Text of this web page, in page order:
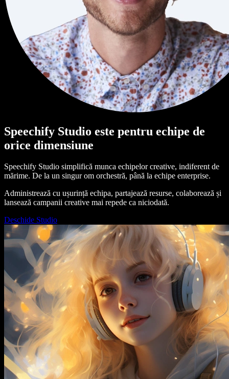
Speechify Studio este pentru echipe de
orice dimensiune
Speechify Studio simplifică munca echipelor creative, indiferent de
mărime. De la un singur om orchestră, până la echipe enterprise.
Administrează cu ușurință echipa, partajează resurse, colaborează și
lansează campanii creative mai repede ca niciodată.
Deschide Studio